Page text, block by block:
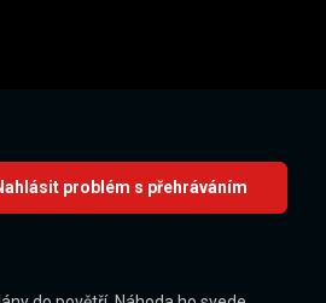
problém s přehráváním